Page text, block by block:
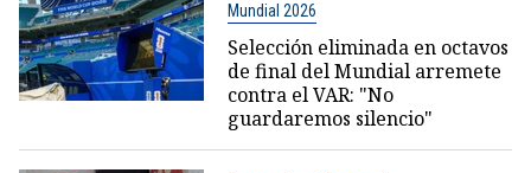
Mundial 2026
Selección eliminada en octavos
de final del Mundial arremete
contra el VAR: "No
guardaremos silencio"